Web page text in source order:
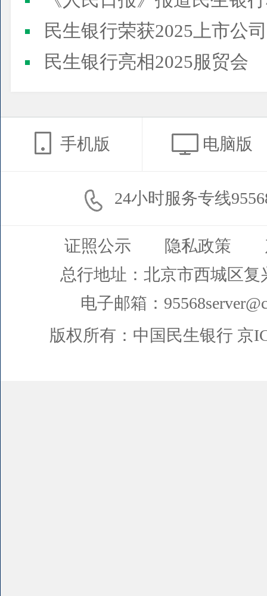
民生银行荣获2025上市公司董事会最佳实践案例、上市公
民生银行亮相2025服贸会
手机版 电脑版
24小时服务专线
证照公示 隐私政策
总行地址：北京市西城区复
电子邮箱：
版权所有：中国民生银行 京